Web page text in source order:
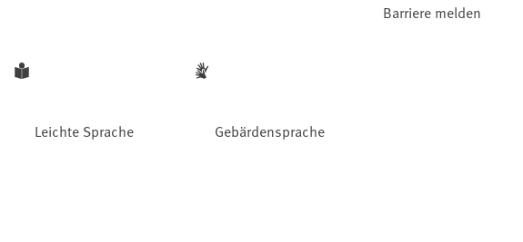
Leichte Sprache Gebärdensprache
Barriere melden